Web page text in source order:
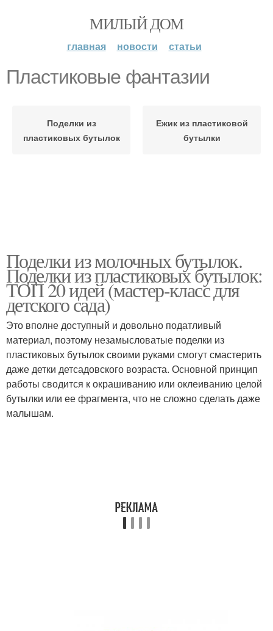
МИЛЫЙ ДОМ
главная новости статьи
Пластиковые фантазии
Поделки из
пластиковых бутылок
Ежик из пластиковой
бутылки
Поделки из молочных бутылок.
Поделки из пластиковых бутылок:
ТОП 20 идей (мастер-класс для
детского сада)
Это вполне доступный и довольно податливый
материал, поэтому незамысловатые поделки из
пластиковых бутылок своими руками смогут смастерить
даже детки детсадовского возраста. Основной принцип
работы сводится к окрашиванию или оклеиванию целой
бутылки или ее фрагмента, что не сложно сделать даже
малышам.